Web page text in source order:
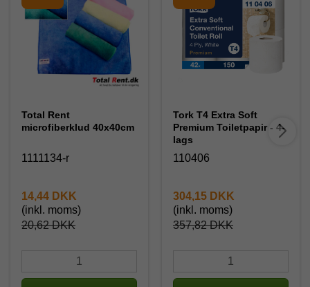
Total Rent
microfiberklud 40x40cm
1111134-r
20,62 DKK
14,44 DKK
(inkl. moms)
Tork T4 Extra Soft
Premium Toiletpapir - 4-
lags
110406
357,82 DKK
304,15 DKK
(inkl. moms)